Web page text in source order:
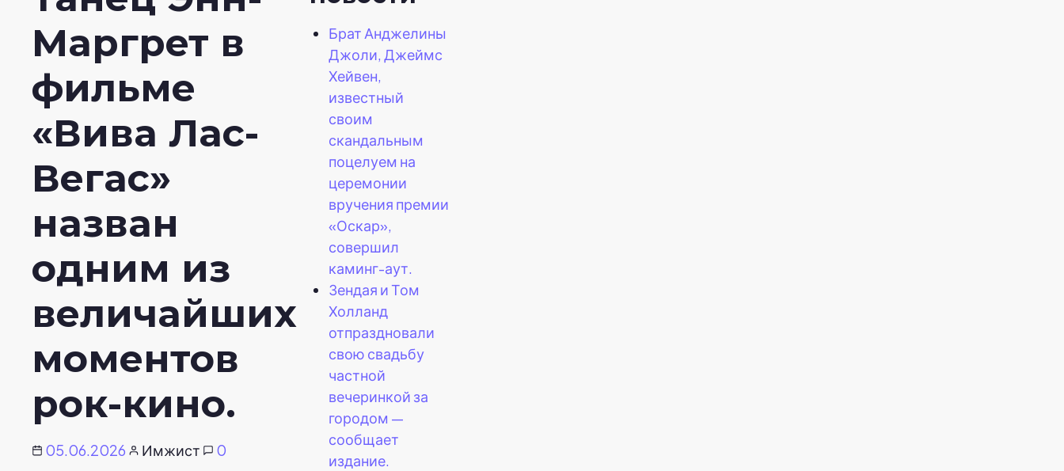
Маргрет в
фильме
«Вива Лас-
Вегас»
назван
одним из
величайших
моментов
рок-кино.
05.06.2026 Имжист
0
Брат Анджелины
Джоли, Джеймс
Хейвен,
известный
своим
скандальным
поцелуем на
церемонии
вручения премии
«Оскар»,
совершил
каминг-аут.
Зендая и Том
Холланд
отпраздновали
свою свадьбу
частной
вечеринкой за
городом —
сообщает
издание.